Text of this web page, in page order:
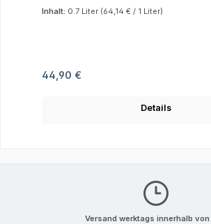
Inhalt: 0.7 Liter (64,14 € / 1 Liter)
Regulärer Preis:
44,90 €
Details
Versand werktags innerhalb